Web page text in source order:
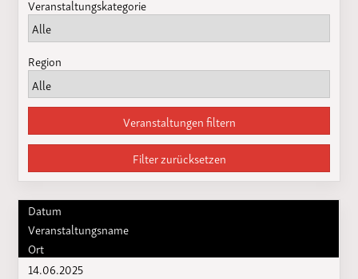
Veranstaltungskategorie
Region
Veranstaltungen filtern
Filter zurücksetzen
Datum
Veranstaltungsname
Ort
14.06.2025